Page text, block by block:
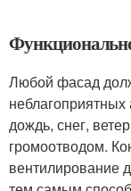
Любой фасад
дождь, снег,
громоотводом.
вентилирование